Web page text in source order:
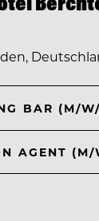
BAR (M/
AGENT (M/